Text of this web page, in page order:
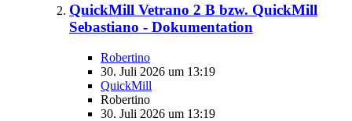
QuickMill Vetrano 2 B bzw. QuickMill
Sebastiano - Dokumentation
Robertino
30. Juli 2026 um 13:19
QuickMill
Robertino
30. Juli 2026 um 13:19